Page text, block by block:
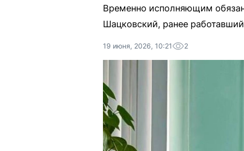
Временно исполняющим
Шацковский, ранее
19 июня, 2026, 10:21 2